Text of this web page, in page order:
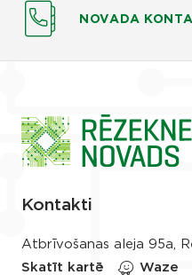
NOVADA
Kontakti
Atbrīvošanas aleja 95a,
Skatīt kartē
Waze